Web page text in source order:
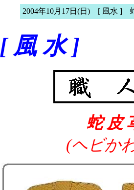
2004年10月17日(日) [ 風水 ]
[ 風 水 ]
蛇 皮
(ヘビか